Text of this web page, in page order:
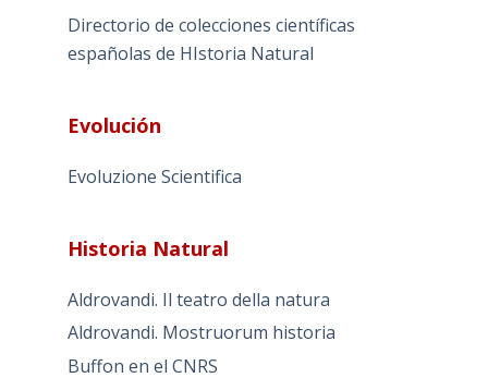
Directorio de colecciones científicas
españolas de HIstoria Natural
Evolución
Evoluzione Scientifica
Historia Natural
Aldrovandi. Il teatro della natura
Aldrovandi. Mostruorum historia
Buffon en el CNRS